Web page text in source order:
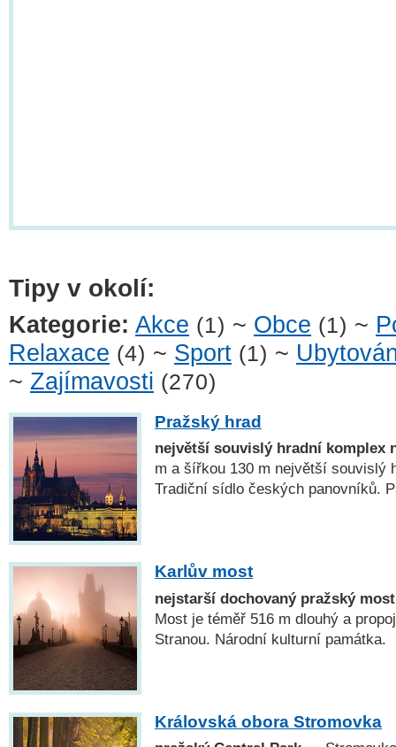
Tipy v okolí:
Kategorie: Akce (1) ~ Obce (1) ~
Relaxace (4) ~ Sport (1) ~
~ Zajímavosti (270)
Pražský hrad
největší souvislý hradní komplex
m a šířkou 130 m největší souvislý
Tradiční sídlo českých panovníků.
Karlův most
nejstarší dochovaný pražský
Most je téměř 516 m dlouhý a
Stranou. Národní kulturní památka.
Královská obora Stromovka